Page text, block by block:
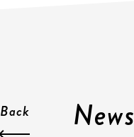
Back News